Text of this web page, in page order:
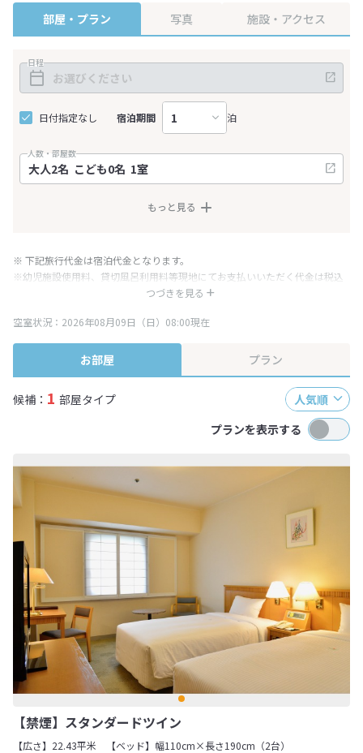
部屋・プラン 写真 施設・アクセス
日程
日付指定なし 宿泊期間 泊
人数・部屋数
もっと見る
つづきを見る
※ 下記旅行代金は宿泊代金となります。
※幼児施設使用料、貸切風呂利用料等現地にてお支払いいただく代金は税込
み表記となりますが、消費税増税に伴い代金が一部変更となる場合がござい
※表示されている旅行代金・プラン内容は一定時間ごとに更新されます。最
終確認画面でご確認ください。
空室状況：2026年08月09日（日）08:00現在
お部屋 プラン
候補： 1 部屋タイプ
人気順
プランを表示する
【禁煙】スタンダードツイン
【広さ】22.43平米
【ベッド】幅110cm×長さ190cm（2台）